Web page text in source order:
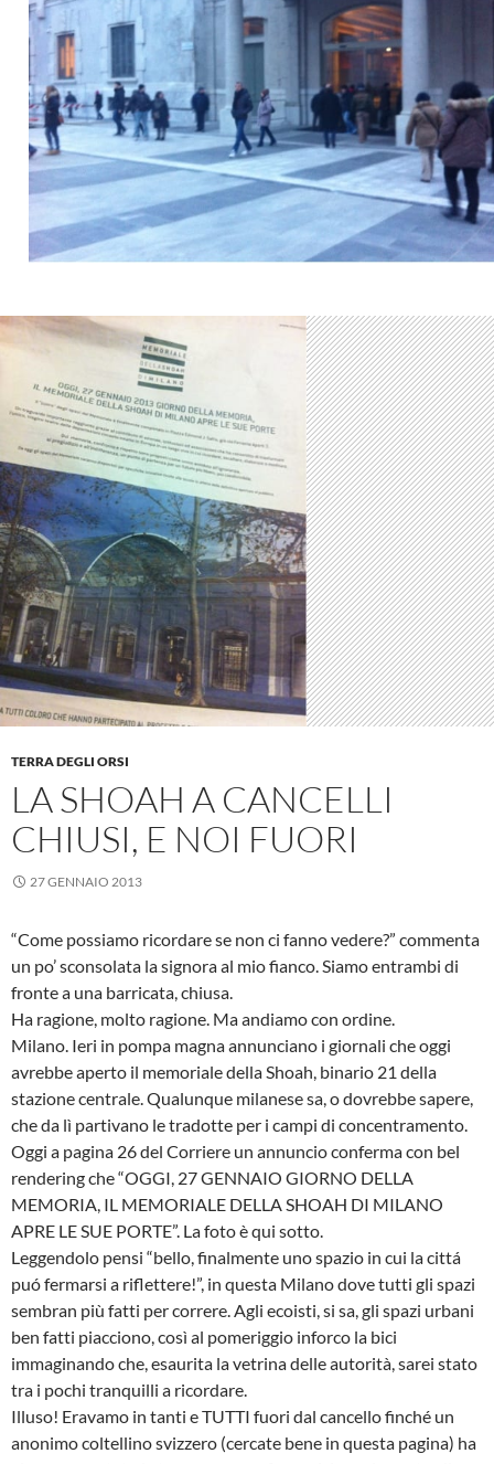
TERRA DEGLI ORSI
LA SHOAH A CANCELLI
CHIUSI, E NOI FUORI
27 GENNAIO 2013
“Come possiamo ricordare se non ci fanno vedere?” commenta
un po’ sconsolata la signora al mio fianco. Siamo entrambi di
fronte a una barricata, chiusa.
Ha ragione, molto ragione. Ma andiamo con ordine.
Milano. Ieri in pompa magna annunciano i giornali che oggi
avrebbe aperto il memoriale della Shoah, binario 21 della
stazione centrale. Qualunque milanese sa, o dovrebbe sapere,
che da lì partivano le tradotte per i campi di concentramento.
Oggi a pagina 26 del Corriere un annuncio conferma con bel
rendering che “OGGI, 27 GENNAIO GIORNO DELLA
MEMORIA, IL MEMORIALE DELLA SHOAH DI MILANO
APRE LE SUE PORTE”. La foto è qui sotto.
Leggendolo pensi “bello, finalmente uno spazio in cui la cittá
puó fermarsi a riflettere!”, in questa Milano dove tutti gli spazi
sembran più fatti per correre. Agli ecoisti, si sa, gli spazi urbani
ben fatti piacciono, così al pomeriggio inforco la bici
immaginando che, esaurita la vetrina delle autorità, sarei stato
tra i pochi tranquilli a ricordare.
Illuso! Eravamo in tanti e TUTTI fuori dal cancello finché un
anonimo coltellino svizzero (cercate bene in questa pagina) ha